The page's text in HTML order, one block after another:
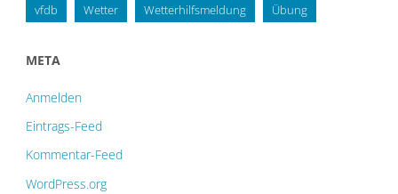
vfdb Wetter Wetterhilfsmeldung Übung
META
Anmelden
Eintrags-Feed
Kommentar-Feed
WordPress.org